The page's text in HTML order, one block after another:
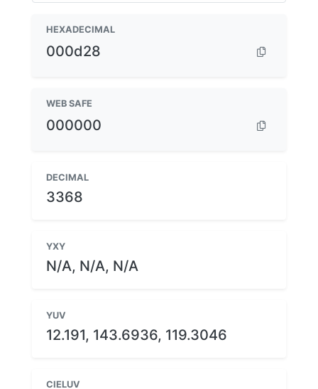
HEXADECIMAL
000d28
WEB SAFE
000000
DECIMAL
3368
YXY
N/A, N/A, N/A
YUV
12.191, 143.6936, 119.3046
CIELUV